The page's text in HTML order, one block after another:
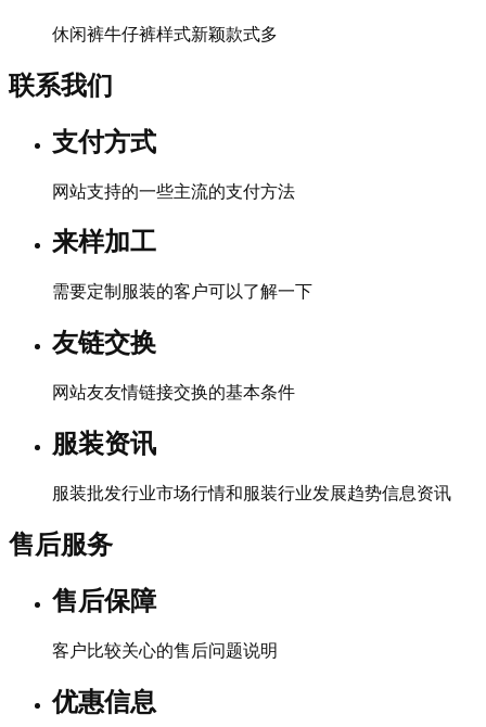
休闲裤牛仔裤样式新颖款式多
联系我们
支付方式
网站支持的一些主流的支付方法
来样加工
需要定制服装的客户可以了解一下
友链交换
网站友友情链接交换的基本条件
服装资讯
服装批发行业市场行情和服装行业发展趋势信息资讯
售后服务
售后保障
客户比较关心的售后问题说明
优惠信息